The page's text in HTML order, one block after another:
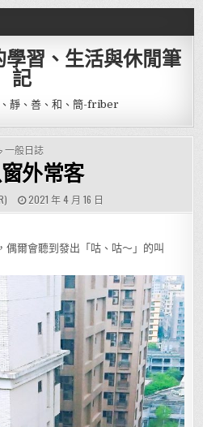
習、生活與休閒筆
記
靜、善、和、簡-friber
POSTED IN
一般日誌
外常客
PUBLISHED DATE:
2021 年 4 月 16 日
偶爾會聽到發出「咕、咕～」的叫